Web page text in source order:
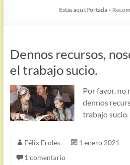
Estás aquí:Portada »
Dennos recursos,
el trabajo sucio.
Por favor, no
dennos
trabajo sucio.
Félix Eroles 1 enero 2021
1 comentario